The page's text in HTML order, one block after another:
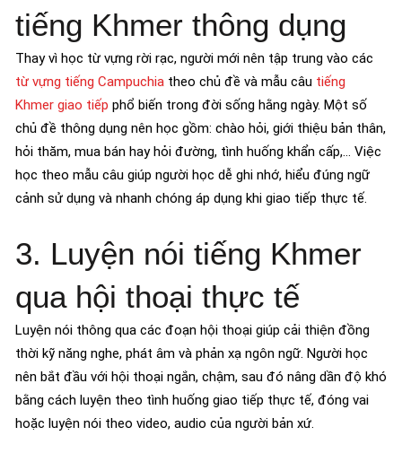
tiếng Khmer thông dụng
Thay vì học từ vựng rời rạc, người mới nên tập trung vào các
từ vựng tiếng Campuchia theo chủ đề và mẫu câu tiếng
Khmer giao tiếp phổ biến trong đời sống hằng ngày. Một số
chủ đề thông dụng nên học gồm: chào hỏi, giới thiệu bản thân,
hỏi thăm, mua bán hay hỏi đường, tình huống khẩn cấp,… Việc
học theo mẫu câu giúp người học dễ ghi nhớ, hiểu đúng ngữ
cảnh sử dụng và nhanh chóng áp dụng khi giao tiếp thực tế.
3. Luyện nói tiếng Khmer
qua hội thoại thực tế
Luyện nói thông qua các đoạn hội thoại giúp cải thiện đồng
thời kỹ năng nghe, phát âm và phản xạ ngôn ngữ. Người học
nên bắt đầu với hội thoại ngắn, chậm, sau đó nâng dần độ khó
bằng cách luyện theo tình huống giao tiếp thực tế, đóng vai
hoặc luyện nói theo video, audio của người bản xứ.